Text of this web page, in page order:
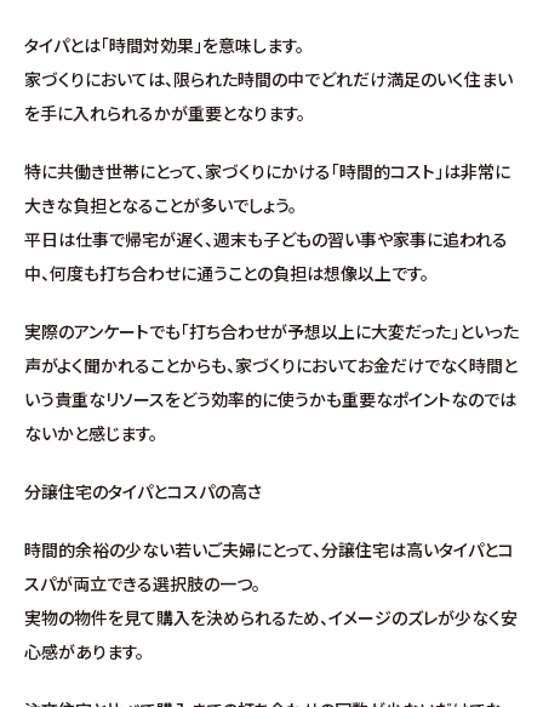
∟家づくりの流れ
∟自由設計・高性能住宅『AUCA』
∟自由設計・高断熱仕様住宅『MODERATE』
∟規格型・高性能住宅『Waffle』
∟宿泊体験予約
∟内覧予約
分譲情報
∟新規分譲住宅
タイパとは「時間対効果」を意味します。
家づくりにおいては、限られた時間の中でどれだけ満足のいく住まい
を手に入れられるかが重要となります。
特に共働き世帯にとって、家づくりにかける「時間的コスト」は非常に
大きな負担となることが多いでしょう。
平日は仕事で帰宅が遅く、週末も子どもの習い事や家事に追われる
中、何度も打ち合わせに通うことの負担は想像以上です。
実際のアンケートでも「打ち合わせが予想以上に大変だった」といった
声がよく聞かれることからも、家づくりにおいてお金だけでなく時間と
いう貴重なリソースをどう効率的に使うかも重要なポイントなのでは
ないかと感じます。
分譲住宅のタイパとコスパの高さ
時間的余裕の少ない若いご夫婦にとって、分譲住宅は高いタイパとコ
スパが両立できる選択肢の一つ。
実物の物件を見て購入を決められるため、イメージのズレが少なく安
心感があります。